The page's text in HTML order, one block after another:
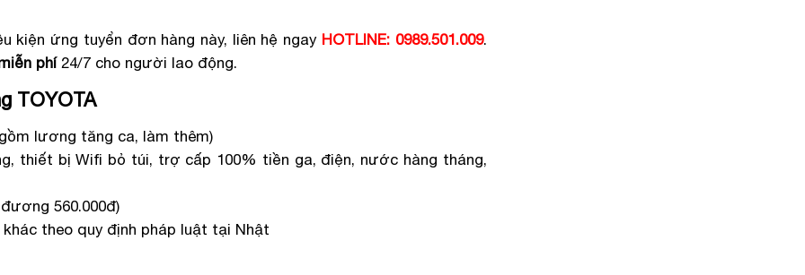
ứng tuyển đơn hàng này, liên hệ ngay HOTLINE: 0989.501.009.
phí24/7 cho người lao động.
TOYOTA
lương tăng ca, làm thêm)
thiết bị Wifi bỏ túi, trợ cấp 100% tiền ga, điện, nước hàng tháng,
560.000đ)
theo quy định pháp luật tại Nhật